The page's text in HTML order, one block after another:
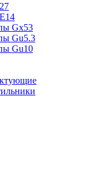
Gx53
Gu5.3
Gu10